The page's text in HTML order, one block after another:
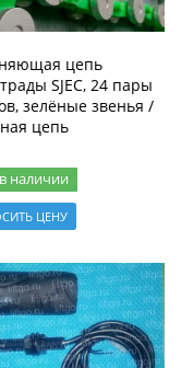
цепь
SJEC, 24 пары
зелёные звенья /
цепь
наличии
ЦЕНУ